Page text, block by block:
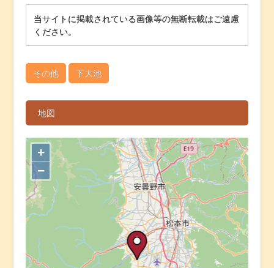
当サイトに掲載されている画像等の無断転載はご遠慮
ください。
その他 下大池
地図
+
−